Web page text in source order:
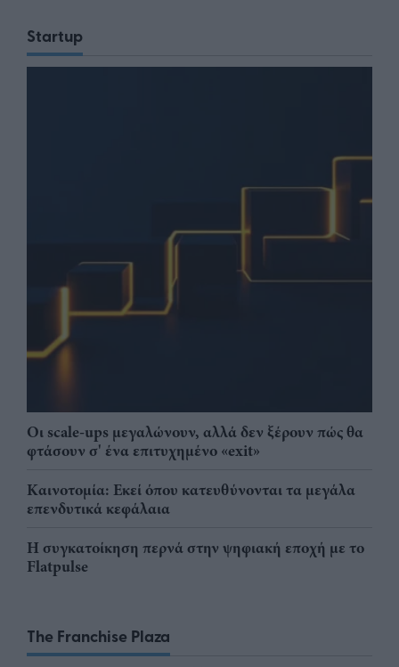
Startup
Οι scale-ups μεγαλώνουν, αλλά δεν ξέρουν πώς θα
φτάσουν σ' ένα επιτυχημένο «exit»
Καινοτομία: Εκεί όπου κατευθύνονται τα μεγάλα
επενδυτικά κεφάλαια
Η συγκατοίκηση περνά στην ψηφιακή εποχή με το
Flatpulse
The Franchise Plaza